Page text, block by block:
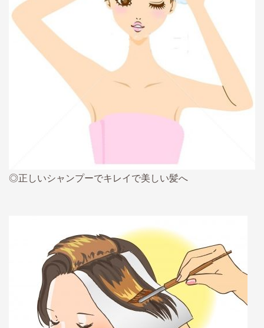
◎正しいシャンプーでキレイで美しい髪へ